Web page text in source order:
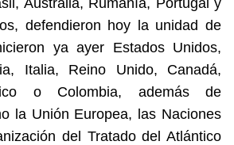
defendieron hoy la unidad de
ya ayer Estados Unidos,
Italia, Reino Unido, Canadá,
o Colombia, además de
la Unión Europea, las Naciones
del Tratado del Atlántico